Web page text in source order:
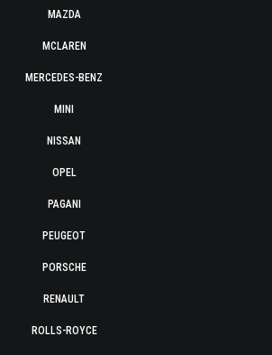
MAZDA
MCLAREN
MERCEDES-BENZ
MINI
NISSAN
OPEL
PAGANI
PEUGEOT
PORSCHE
RENAULT
ROLLS-ROYCE